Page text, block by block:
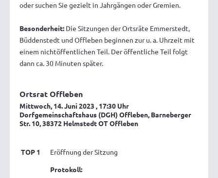
oder suchen Sie gezielt in Jahrgängen oder Gremien.
Besonderheit: Die Sitzungen der Ortsräte Emmerstedt,
Büddenstedt und Offleben beginnen zur u. a. Uhrzeit mit
einem nichtöffentlichen Teil. Der öffentliche Teil folgt
dann ca. 30 Minuten später.
Ortsrat Offleben
Mittwoch, 14. Juni 2023 , 17:30 Uhr
Dorfgemeinschaftshaus (DGH) Offleben, Barneberger
Str. 10, 38372 Helmstedt OT Offleben
TOP 1
Eröffnung der Sitzung
Protokoll: